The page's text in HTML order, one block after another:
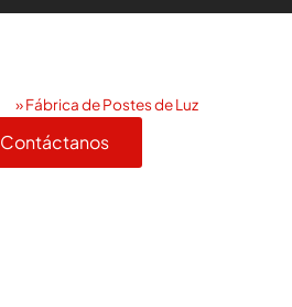
»Fábrica de Postes de Luz
Contáctanos